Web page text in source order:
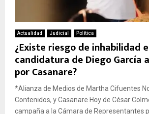
Actualidad Judicial Política
¿Existe riesgo de inhabilidad
candidatura de Diego García
por Casanare?
*Alianza de Medios de Martha Cifuentes
Contenidos, y Casanare Hoy de César
campaña a la Cámara de Representantes